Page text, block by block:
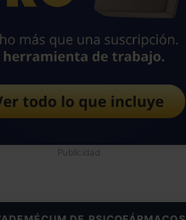
Publicidad